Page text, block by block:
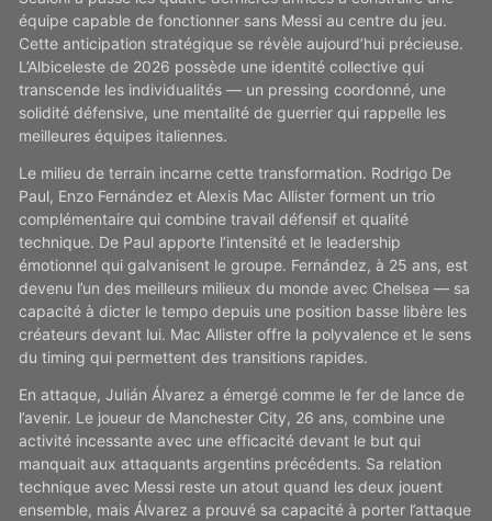
équipe capable de fonctionner sans Messi au centre du jeu.
Cette anticipation stratégique se révèle aujourd’hui précieuse.
L’Albiceleste de 2026 possède une identité collective qui
transcende les individualités — un pressing coordonné, une
solidité défensive, une mentalité de guerrier qui rappelle les
meilleures équipes italiennes.
Le milieu de terrain incarne cette transformation. Rodrigo De
Paul, Enzo Fernández et Alexis Mac Allister forment un trio
complémentaire qui combine travail défensif et qualité
technique. De Paul apporte l’intensité et le leadership
émotionnel qui galvanisent le groupe. Fernández, à 25 ans, est
devenu l’un des meilleurs milieux du monde avec Chelsea — sa
capacité à dicter le tempo depuis une position basse libère les
créateurs devant lui. Mac Allister offre la polyvalence et le sens
du timing qui permettent des transitions rapides.
En attaque, Julián Álvarez a émergé comme le fer de lance de
l’avenir. Le joueur de Manchester City, 26 ans, combine une
activité incessante avec une efficacité devant le but qui
manquait aux attaquants argentins précédents. Sa relation
technique avec Messi reste un atout quand les deux jouent
ensemble, mais Álvarez a prouvé sa capacité à porter l’attaque